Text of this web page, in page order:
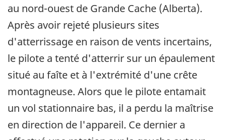
au nord-ouest de Grande Cache (Alberta).
Après avoir rejeté plusieurs sites
d'atterrissage en raison de vents incertains,
le pilote a tenté d'atterrir sur un épaulement
situé au faîte et à l'extrémité d'une crête
montagneuse. Alors que le pilote entamait
un vol stationnaire bas, il a perdu la maîtrise
en direction de l'appareil. Ce dernier a